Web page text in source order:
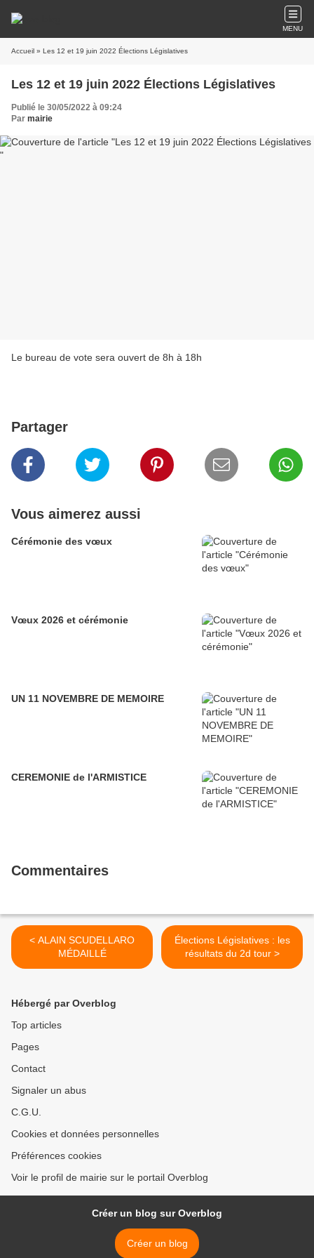
MENU
Accueil » Les 12 et 19 juin 2022 Élections Législatives
Les 12 et 19 juin 2022 Élections Législatives
Publié le 30/05/2022 à 09:24
Par mairie
Le bureau de vote sera ouvert de 8h à 18h
Partager
Vous aimerez aussi
Cérémonie des vœux
Vœux 2026 et cérémonie
UN 11 NOVEMBRE DE MEMOIRE
CEREMONIE de l'ARMISTICE
Commentaires
< ALAIN SCUDELLARO
MÉDAILLÉ
Élections Législatives : les
résultats du 2d tour >
Hébergé par Overblog
Top articles
Pages
Contact
Signaler un abus
C.G.U.
Cookies et données personnelles
Préférences cookies
Voir le profil de mairie sur le portail Overblog
Créer un blog sur Overblog
Créer un blog